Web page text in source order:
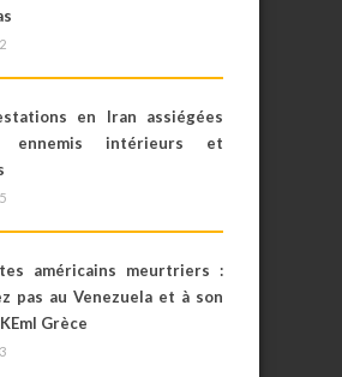
en Iran assiégées
intérieurs et
américains meurtriers :
pas au Venezuela et à son
Grèce